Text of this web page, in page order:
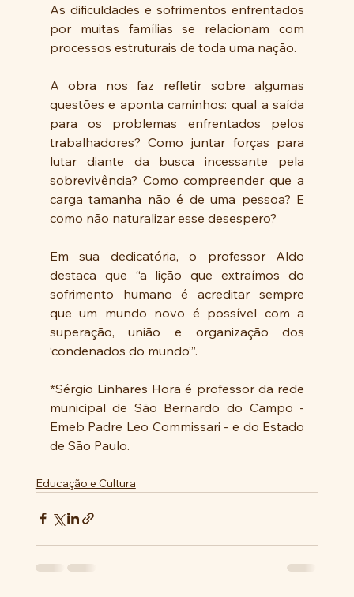
As dificuldades e sofrimentos enfrentados
por muitas famílias se relacionam com
processos estruturais de toda uma nação.
A obra nos faz refletir sobre algumas
questões e aponta caminhos: qual a saída
para os problemas enfrentados pelos
trabalhadores? Como juntar forças para
lutar diante da busca incessante pela
sobrevivência? Como compreender que a
carga tamanha não é de uma pessoa? E
como não naturalizar esse desespero?
Em sua dedicatória, o professor Aldo
destaca que “a lição que extraímos do
sofrimento humano é acreditar sempre
que um mundo novo é possível com a
superação, união e organização dos
‘condenados do mundo’”.
*Sérgio Linhares Hora é professor da rede
municipal de São Bernardo do Campo -
Emeb Padre Leo Commissari - e do Estado
de São Paulo.
Educação e Cultura